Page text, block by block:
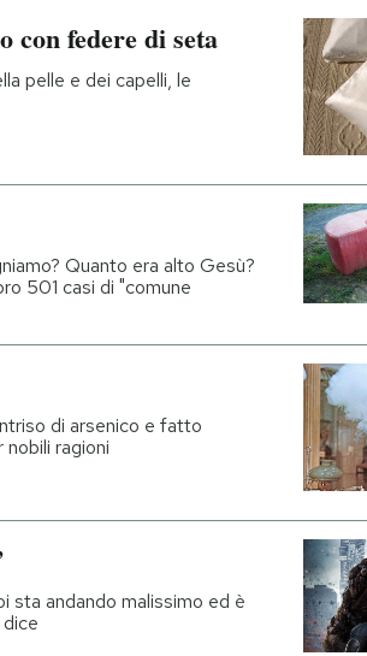
con federe di seta
pelle e dei capelli, le
Quanto era alto Gesù?
501 casi di "comune
di arsenico e fatto
ragioni
sta andando malissimo ed è